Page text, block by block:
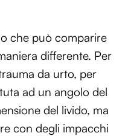
che può comparire
differente. Per
da urto, per
ad un angolo del
del livido, ma
con degli impacchi